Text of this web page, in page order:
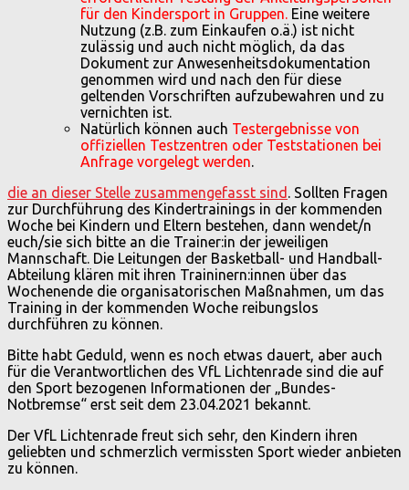
für den Kindersport in Gruppen. Eine weitere
Nutzung (z.B. zum Einkaufen o.ä.) ist nicht
zulässig und auch nicht möglich, da das
Dokument zur Anwesenheitsdokumentation
genommen wird und nach den für diese
geltenden Vorschriften aufzubewahren und zu
vernichten ist.
Natürlich können auch Testergebnisse von
offiziellen Testzentren oder Teststationen bei
Anfrage vorgelegt werden.
die an dieser Stelle zusammengefasst sind . Sollten Fragen
zur Durchführung des Kindertrainings in der kommenden
Woche bei Kindern und Eltern bestehen, dann wendet/n
euch/sie sich bitte an die Trainer:in der jeweiligen
Mannschaft. Die Leitungen der Basketball- und Handball-
Abteilung klären mit ihren Traininern:innen über das
Wochenende die organisatorischen Maßnahmen, um das
Training in der kommenden Woche reibungslos
durchführen zu können.
Bitte habt Geduld, wenn es noch etwas dauert, aber auch
für die Verantwortlichen des VfL Lichtenrade sind die auf
den Sport bezogenen Informationen der „Bundes-
Notbremse“ erst seit dem 23.04.2021 bekannt.
Der VfL Lichtenrade freut sich sehr, den Kindern ihren
geliebten und schmerzlich vermissten Sport wieder anbieten
zu können.